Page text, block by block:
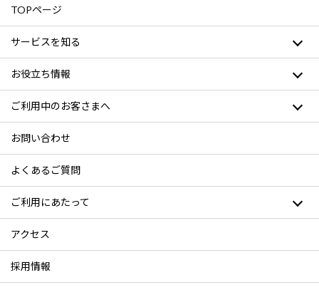
TOPページ
サービスを知る
お役立ち情報
ご利用中のお客さまへ
お問い合わせ
よくあるご質問
ご利用にあたって
アクセス
採用情報